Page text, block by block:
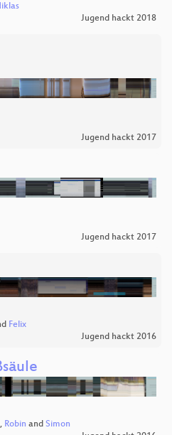
Jugend hackt 2018
Jugend hackt 2017
Jugend hackt 2017
Felix
Jugend hackt 2016
, Robin and Simon